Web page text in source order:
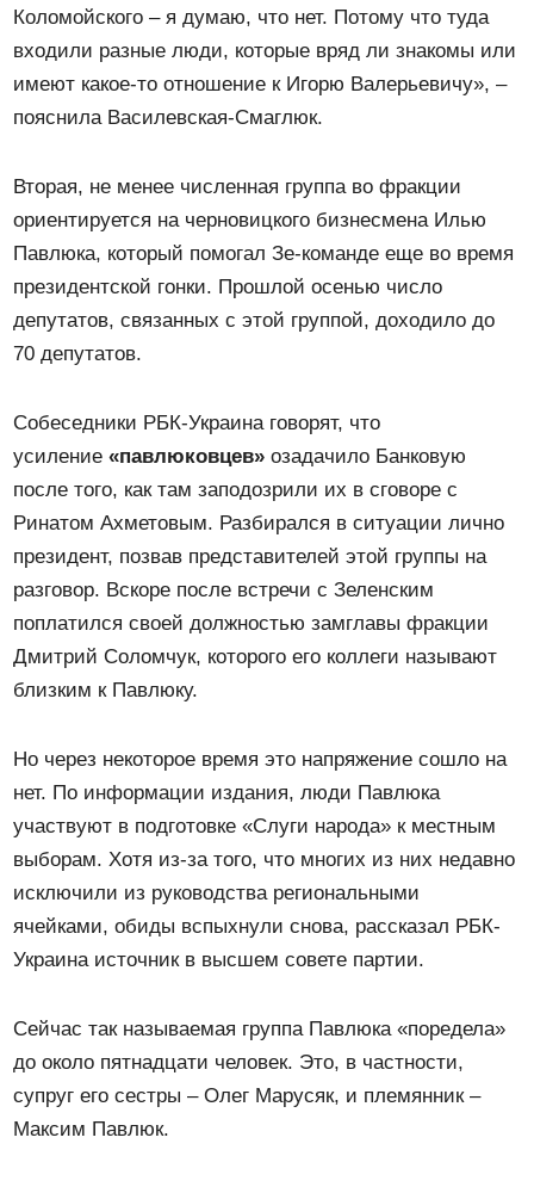
Коломойского – я думаю, что нет. Потому что туда
входили разные люди, которые вряд ли знакомы или
имеют какое-то отношение к Игорю Валерьевичу», –
пояснила Василевская-Смаглюк.
Вторая, не менее численная группа во фракции
ориентируется на черновицкого бизнесмена Илью
Павлюка, который помогал Зе-команде еще во время
президентской гонки. Прошлой осенью число
депутатов, связанных с этой группой, доходило до
70 депутатов.
Собеседники РБК-Украина говорят, что
усиление«павлюковцев» озадачило Банковую
после того, как там заподозрили их в сговоре с
Ринатом Ахметовым. Разбирался в ситуации лично
президент, позвав представителей этой группы на
разговор. Вскоре после встречи с Зеленским
поплатился своей должностью замглавы фракции
Дмитрий Соломчук, которого его коллеги называют
близким к Павлюку.
Но через некоторое время это напряжение сошло на
нет. По информации издания, люди Павлюка
участвуют в подготовке «Слуги народа» к местным
выборам. Хотя из-за того, что многих из них недавно
исключили из руководства региональными
ячейками, обиды вспыхнули снова, рассказал РБК-
Украина источник в высшем совете партии.
Сейчас так называемая группа Павлюка «поредела»
до около пятнадцати человек. Это, в частности,
супруг его сестры – Олег Марусяк, и племянник –
Максим Павлюк.